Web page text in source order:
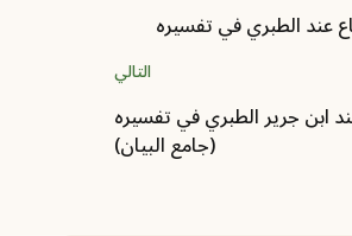
عند الطبري في تفسيره
التالي
ابن جرير الطبري في تفسيره
(جامع البيان)